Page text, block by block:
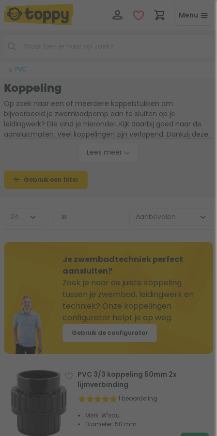
Menu
PVC
Koppeling
Op zoek naar een of meerdere koppelstukken om
bijvoorbeeld je zwembadpomp aan te sluiten op je
leidingwerk? Die vind je hieronder. Kijk daarbij goed naar de
aansluitmaten. Veel koppelingen zijn verlopend. Dankzij deze
zwembadpomp aan te sluiten op jouw leidingwerk. Zo kun je
63 mm. Voor vrijwel iedere situatie is er een koppeling.
Lees meer
Gebruik een filter
1 - 18
PVC 3/3 koppeling 50mm 2x
lijmverbinding
1 beoordeling
Merk: W'eau
Diameter: 50 mm
Je zwembadtechniek perfect
aansluiten?
Zoek je naar de juiste koppeling
tussen je zwembad, leidingwerk en
techniek? Onze koppelingen
configurator helpt je op weg.
Gebruik de configurator